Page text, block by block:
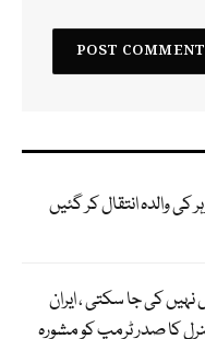
کی والدہ انتقال کر گئیں
کی جا سکتی ، ایران
کا صدر ٹرمپ کو مشورہ